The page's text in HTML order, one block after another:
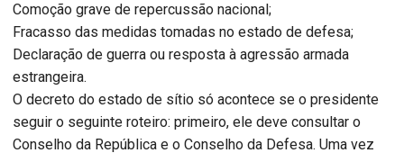
Comoção grave de repercussão nacional;
Fracasso das medidas tomadas no estado de defesa;
Declaração de guerra ou resposta à agressão armada
estrangeira.
O decreto do estado de sítio só acontece se o presidente
seguir o seguinte roteiro: primeiro, ele deve consultar o
Conselho da República e o Conselho da Defesa. Uma vez